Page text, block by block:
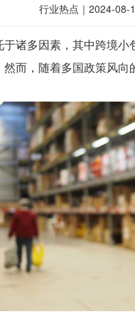
行业热点 ｜ 2024-08-
诸多因素，其中跨境
而，随着多国政策风向